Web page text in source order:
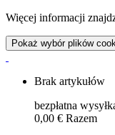
Więcej informacji
Pokaż wybór plików
Brak artykułów
bezpłatna
0,00 € Razem